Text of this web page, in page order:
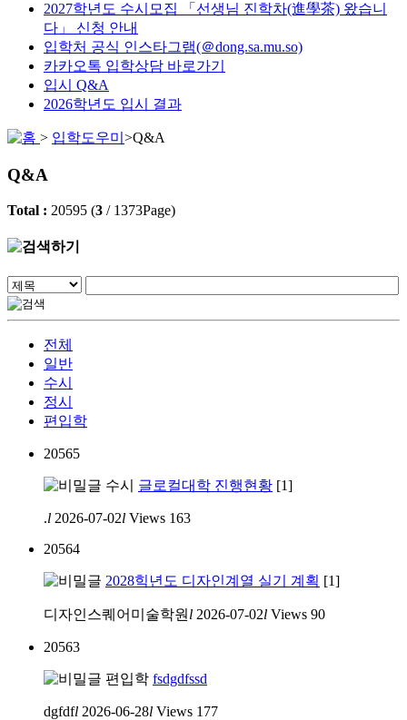
2027학년도 수시모집 「선생님 진학차(進學茶) 왔습니
다」 신청 안내
입학처 공식 인스타그램(＠dong.sa.mu.so)
카카오톡 입학상담 바로가기
입시 Q&A
2026학년도 입시 결과
> 입학도우미 >Q&A
Q&A
Total : 20595 (3 / 1373Page)
전체
일반
수시
정시
편입학
20565
수시 글로컬대학 진행현황 [1]
.l 2026-07-02l Views 163
20564
2028힉년도 디자인계열 실기 계획 [1]
디자인스퀘어미술학원 l 2026-07-02l Views 90
20563
편입학 fsdgdfssd
dgfdfl 2026-06-28l Views 177